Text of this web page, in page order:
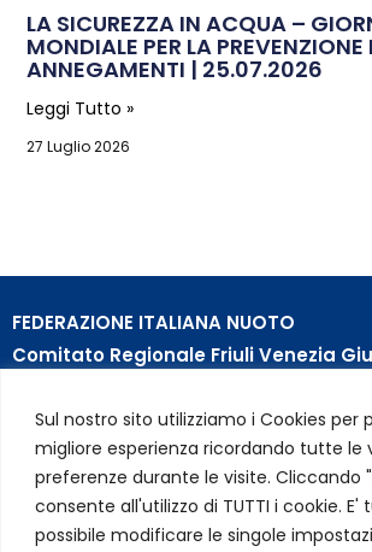
Sul nostro sito utilizziamo i Cookies per
migliore esperienza ricordando tutte le
preferenze durante le visite.
consente all'utilizzo di TUTTI i cookie. E'
possibile modificare le singole
LA SICUREZZA IN ACQUA –
MONDIALE PER LA PREVENZIONE
ANNEGAMENTI | 25.07.2026
Leggi Tutto »
27 Luglio 2026
FEDERAZIONE ITALIANA NUOTO
Comitato Regionale Friuli Venezia
Trieste (TS)
Partita Iva 01384031009
Codice Fiscale 05284670584
Codice SDI USAL8PV – Rif. Amm. TC025